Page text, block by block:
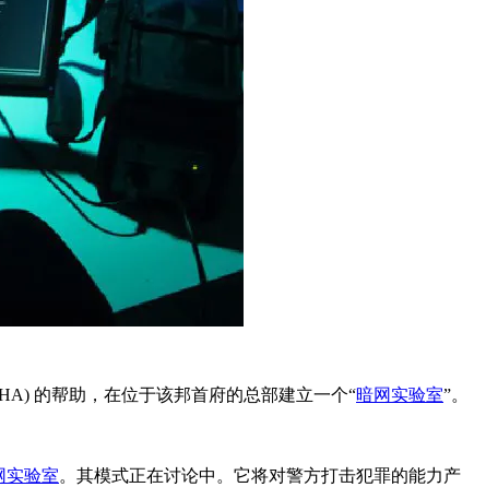
的帮助，在位于该邦首府的总部建立一个“暗网实验室”。
实验室。其模式正在讨论中。它将对警方打击犯罪的能力产